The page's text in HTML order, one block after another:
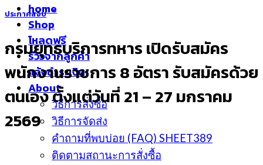
home
Shop
โหลดฟรี
รีวิวจากลูกค้า
แจ้งชำระเงิน
About
วิธีการสั่งซื้อ
วิธีการจัดส่ง
คำถามที่พบบ่อย (FAQ) SHEET389
ติดตามสถานะการสั่งซื้อ
ประกาศสอบ
กรมยุทธบริการทหาร เปิดรับสมัคร
พนักงานราชการ 8 อัตรา รับสมัครด้วย
ตนเอง ตั้งแต่วันที่ 21 – 27 มกราคม
2569